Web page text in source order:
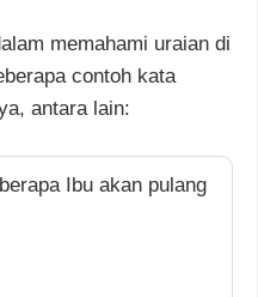
memahami uraian di
contoh kata
antara lain:
Ibu akan pulang